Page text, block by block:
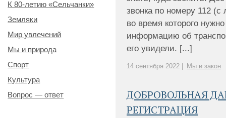
звонка по номеру 112 (с
во время которого
информацию об
его увидели. [...]
14 сентября 2022 | Мы и закон
ДОБРОВОЛЬНАЯ
РЕГИСТРАЦИЯ
К 80-летию «Сельчанки»
Земляки
Мир увлечений
Мы и природа
Спорт
Культура
Вопрос — ответ